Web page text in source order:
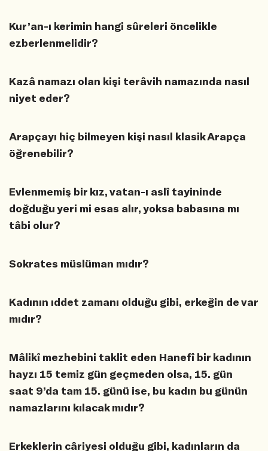
Kur’an-ı kerimin hangi sûreleri öncelikle
ezberlenmelidir?
Kazâ namazı olan kişi terâvih namazında nasıl
niyet eder?
Arapçayı hiç bilmeyen kişi nasıl klasik Arapça
öğrenebilir?
Evlenmemiş bir kız, vatan-ı aslî tayininde
doğduğu yeri mi esas alır, yoksa babasına mı
tâbi olur?
Sokrates müslüman mıdır?
Kadının ıddet zamanı olduğu gibi, erkeğin de var
mıdır?
Mâlikî mezhebini taklit eden Hanefî bir kadının
hayzı 15 temiz gün geçmeden olsa, 15. gün
saat 9’da tam 15. günü ise, bu kadın bu günün
namazlarını kılacak mıdır?
Erkeklerin câriyesi olduğu gibi, kadınların da